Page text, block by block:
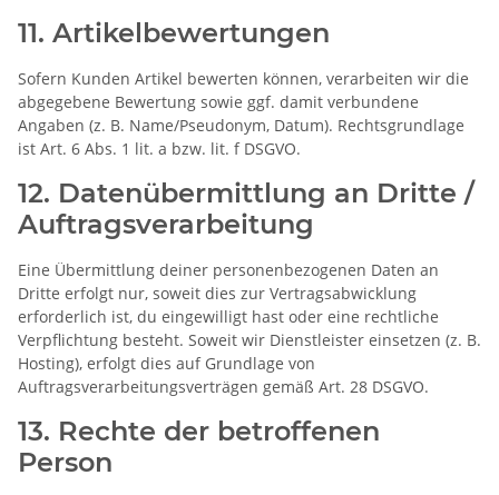
11. Artikelbewertungen
Sofern Kunden Artikel bewerten können, verarbeiten wir die
abgegebene Bewertung sowie ggf. damit verbundene
Angaben (z. B. Name/Pseudonym, Datum). Rechtsgrundlage
ist Art. 6 Abs. 1 lit. a bzw. lit. f DSGVO.
12. Datenübermittlung an Dritte /
Auftragsverarbeitung
Eine Übermittlung deiner personenbezogenen Daten an
Dritte erfolgt nur, soweit dies zur Vertragsabwicklung
erforderlich ist, du eingewilligt hast oder eine rechtliche
Verpflichtung besteht. Soweit wir Dienstleister einsetzen (z. B.
Hosting), erfolgt dies auf Grundlage von
Auftragsverarbeitungsverträgen gemäß Art. 28 DSGVO.
13. Rechte der betroffenen
Person